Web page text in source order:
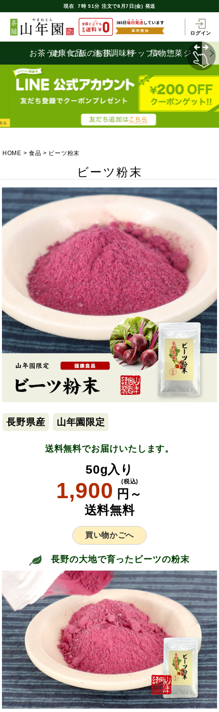
現在 7時 51分 注文で8月7日(金) 発送
ログイン
お茶うけ健康食品ご飯のお供
海苔調味料チップス
漬物惣菜 ジャム
HOME 食品 ビーツ粉末
ビーツ粉末
長野県産 山年園限定
送料無料でお届けいたします。
50g入り
1,900 円～
(税込)
送料無料
買い物かごへ
長野の大地で育ったビーツの粉末